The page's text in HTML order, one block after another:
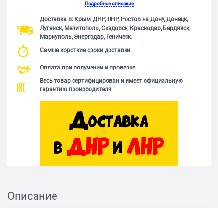
Подробное описание
Доставка в: Крым, ДНР, ЛНР, Ростов на Дону, Донецк,
Луганск, Мелитополь, Скадовск, Краснодар, Бердянск,
Мариуполь, Энергодар, Геническ.
Самые короткие сроки доставки
Оплата при получении и проверке
Весь товар сертифицирован и имеет официальную
гарантию производителя
Описание